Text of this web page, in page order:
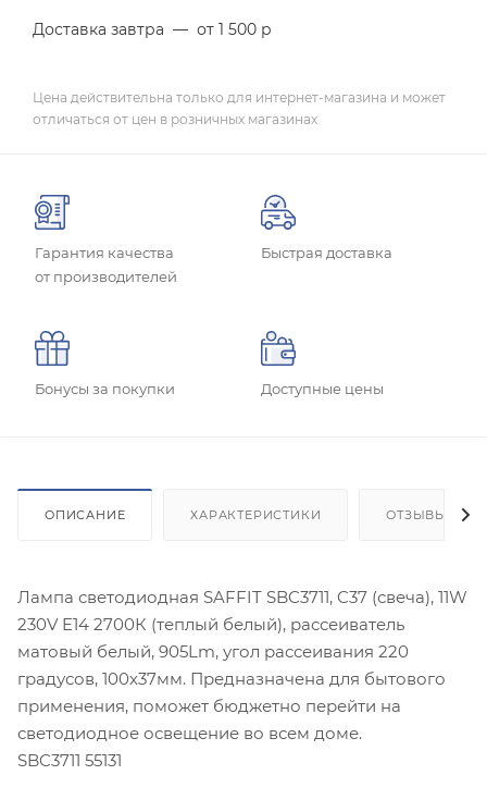
Доставка завтра — от 1 500 р
Цена действительна только для интернет-магазина и может
отличаться от цен в розничных магазинах
Гарантия качества
от производителей
Быстрая доставка
Бонусы за покупки Доступные цены
ОПИСАНИЕ ХАРАКТЕРИСТИКИ ОТЗЫВЫ
Лампа светодиодная SAFFIT SBC3711, C37 (свеча), 11W
230V E14 2700К (теплый белый), рассеиватель
матовый белый, 905Lm, угол рассеивания 220
градусов, 100х37мм. Предназначена для бытового
применения, поможет бюджетно перейти на
светодиодное освещение во всем доме.
SBC3711 55131